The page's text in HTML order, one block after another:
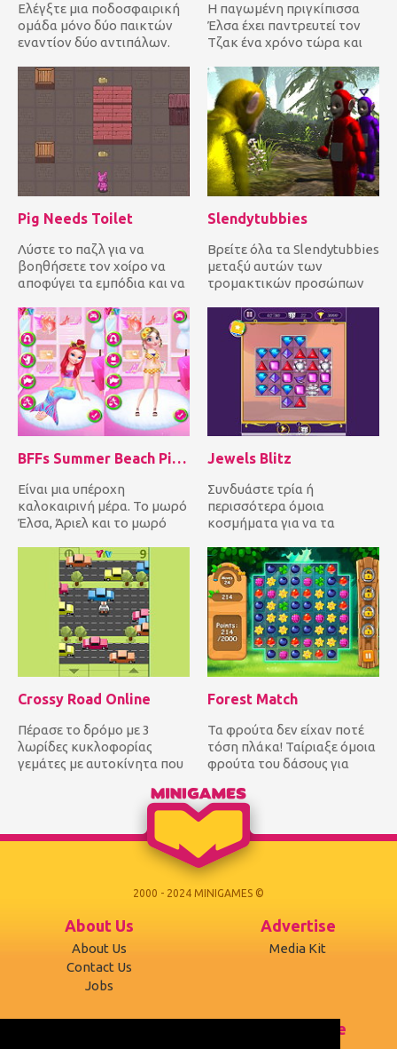
Ελέγξτε μια ποδοσφαιρική
ομάδα μόνο δύο παικτών
εναντίον δύο αντιπάλων.
να...
Η παγωμένη πριγκίπισσα
Έλσα έχει παντρευτεί τον
Τζακ ένα χρόνο τώρα και
καταληκτική...
Pig Needs Toilet
Λύστε το παζλ για να
βοηθήσετε τον χοίρο να
αποφύγει τα εμπόδια και να
χαρτιά υγ...
Slendytubbies
Βρείτε όλα τα Slendytubbies
μεταξύ αυτών των
τρομακτικών προσώπων
3D. Πιστε...
BFFs Summer Beach Picnic
Είναι μια υπέροχη
καλοκαιρινή μέρα. Το μωρό
Έλσα, Άριελ και το μωρό
πικνίκ μα...
Jewels Blitz
Συνδυάστε τρία ή
περισσότερα όμοια
κοσμήματα για να τα
πόντους! Προσεγγί...
Crossy Road Online
Πέρασε το δρόμο με 3
λωρίδες κυκλοφορίας
γεμάτες με αυτοκίνητα που
Forest Match
Τα φρούτα δεν είχαν ποτέ
τόση πλάκα! Ταίριαξε όμοια
φρούτα του δάσους για
στό...
2000 - 2024 MINIGAMES ©
About Us
About Us
Contact Us
Jobs
Advertise
Media Kit
Terms of use